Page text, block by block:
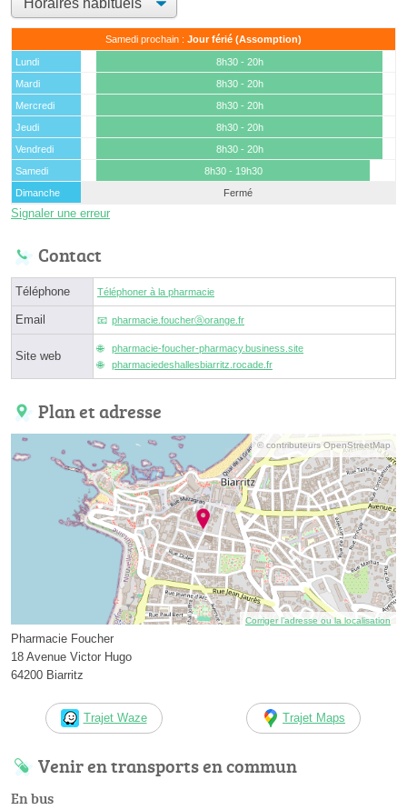
Samedi prochain : Jour férié (Assomption)
Lundi
8h30 - 20h
Mardi
8h30 - 20h
Mercredi
8h30 - 20h
Jeudi
8h30 - 20h
Vendredi
8h30 - 20h
Samedi
8h30 - 19h30
Dimanche
Fermé
Signaler une erreur
Contact
Téléphone Téléphoner à la pharmacie
Email pharmacie.foucherⓐorange.fr
Site web
pharmacie-foucher-pharmacy.business.site
pharmaciedeshallesbiarritz.rocade.fr
Plan et adresse
© contributeurs OpenStreetMap
Corriger l’adresse ou la localisation
Pharmacie Foucher
18 Avenue Victor Hugo
64200 Biarritz
Trajet Waze Trajet Maps
Venir en transports en commun
En bus